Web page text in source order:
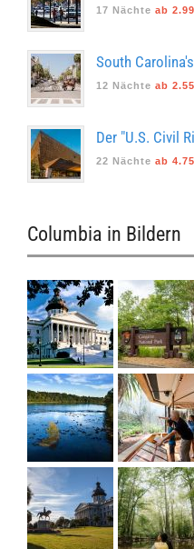
17 Nächte ab
South
12 Nächte ab
Der "U.S. Civil
22 Nächte ab
Columbia in Bildern